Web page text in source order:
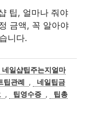
팁, 얼마나 줘야
금액, 꼭 알아야
니다.
네일샵팁주는지얼마
팁관례 ,
네일팁금
, 팁영수증 ,
팁총